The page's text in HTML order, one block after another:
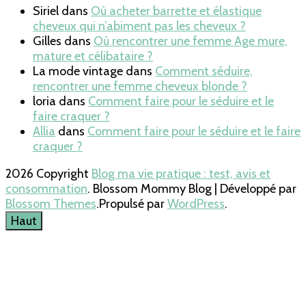
Siriel dans Où acheter barrette et élastique
cheveux qui n’abiment pas les cheveux ?
Gilles dans Où rencontrer une femme Age mure,
mature et célibataire ?
La mode vintage dans Comment séduire,
rencontrer une femme cheveux blonde ?
loria dans Comment faire pour le séduire et le
faire craquer ?
Allia dans Comment faire pour le séduire et le faire
craquer ?
2026 Copyright Blog ma vie pratique : test, avis et
consommation. Blossom Mommy Blog | Développé par
Blossom Themes.Propulsé parWordPress.
Haut